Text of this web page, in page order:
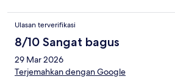
Ulasan terverifikasi
8/10 Sangat bagus
29 Mar 2026
Terjemahkan dengan Google